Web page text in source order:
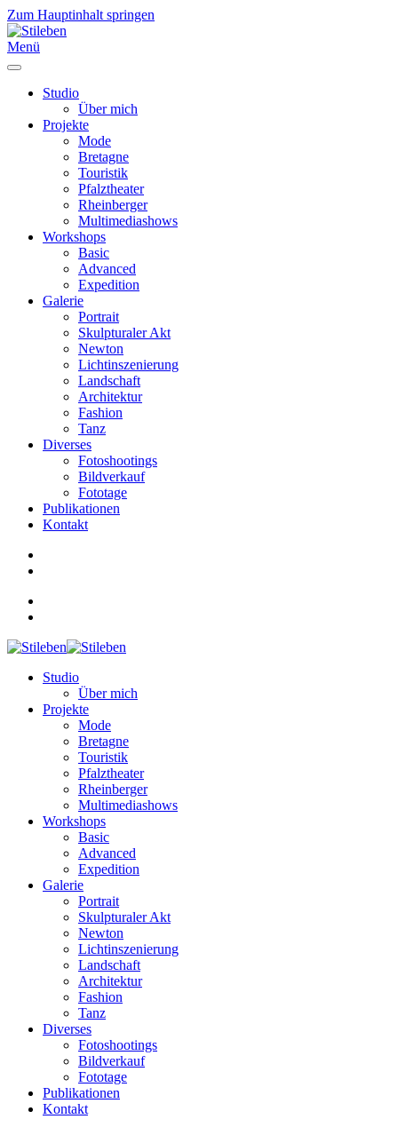
Zum Hauptinhalt springen
Menü
Studio
Über mich
Projekte
Mode
Bretagne
Touristik
Pfalztheater
Rheinberger
Multimediashows
Workshops
Basic
Advanced
Expedition
Galerie
Portrait
Skulpturaler Akt
Newton
Lichtinszenierung
Landschaft
Architektur
Fashion
Tanz
Diverses
Fotoshootings
Bildverkauf
Fototage
Publikationen
Kontakt
Studio
Über mich
Projekte
Mode
Bretagne
Touristik
Pfalztheater
Rheinberger
Multimediashows
Workshops
Basic
Advanced
Expedition
Galerie
Portrait
Skulpturaler Akt
Newton
Lichtinszenierung
Landschaft
Architektur
Fashion
Tanz
Diverses
Fotoshootings
Bildverkauf
Fototage
Publikationen
Kontakt